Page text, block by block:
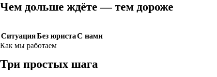
Чем дольше ждёте — тем дороже
СитуацияБез юристаС нами
Как мы работаем
Три простых шага